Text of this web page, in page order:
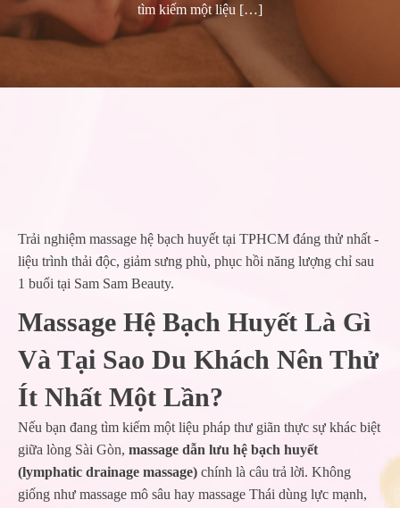
tìm kiếm một liệu […]
Trải nghiệm massage hệ bạch huyết tại TPHCM đáng thử nhất -
liệu trình thải độc, giảm sưng phù, phục hồi năng lượng chỉ sau
1 buổi tại Sam Sam Beauty.
Massage Hệ Bạch Huyết Là Gì
Và Tại Sao Du Khách Nên Thử
Ít Nhất Một Lần?
Nếu bạn đang tìm kiếm một liệu pháp thư giãn thực sự khác biệt
giữa lòng Sài Gòn, massage dẫn lưu hệ bạch huyết
(lymphatic drainage massage) chính là câu trả lời. Không
giống như massage mô sâu hay massage Thái dùng lực mạnh,